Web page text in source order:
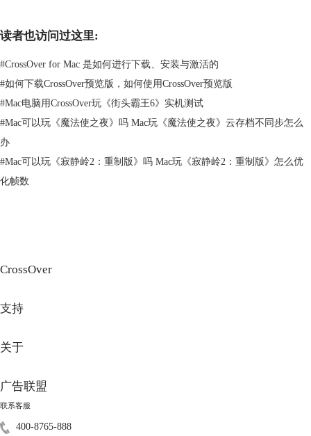
系统。CrossOver支持包括《战神》，《幻兽帕鲁》,《赛博朋克2077》,
第1步：点击这里下载并安装crossover这款软件。下载下来的是一个zip格
式的文件包，你需要用苹果自带的解压工具【归档实用工具】来解压它。
解压完成后双击图标，软件就能自动安装。
第2步：安装Steam，
读者也访问过这里:
#CrossOver for Mac 是如何进行下载、安装与激活的
#如何下载CrossOver预览版，如何使用CrossOver预览版
#Mac电脑用CrossOver玩《街头霸王6》实机测试
#Mac可以玩《魔法使之夜》吗 Mac玩《魔法使之夜》云存档不同步怎么
办
#Mac可以玩《寂静岭2：重制版》吗 Mac玩《寂静岭2：重制版》怎么优
化帧数
CrossOver
支持
关于
广告联盟
联系客服
400-8765-888